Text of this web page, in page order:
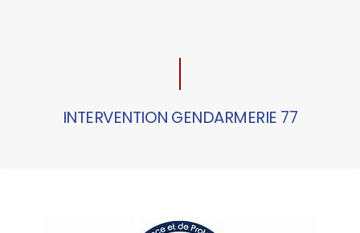
INTERVENTION GENDARMERIE 77